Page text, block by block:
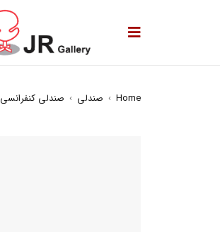
Home
› صندلی › صندلی کنفرانسی